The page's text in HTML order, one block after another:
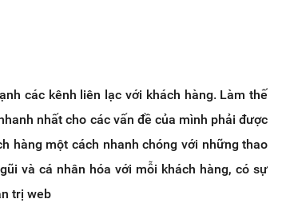
các kênh liên lạc với khách hàng. Làm thế
nhất cho các vấn đề của mình phải được
hàng một cách nhanh chóng với những thao
và cá nhân hóa với mỗi khách hàng, có sự
trị web